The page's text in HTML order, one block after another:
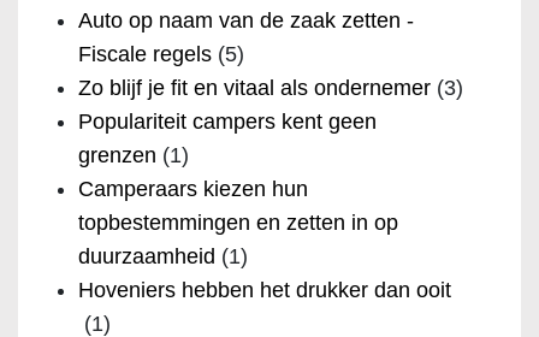
Auto op naam van de zaak zetten -
Fiscale regels (5)
Zo blijf je fit en vitaal als ondernemer (3)
Populariteit campers kent geen
grenzen (1)
Camperaars kiezen hun
topbestemmingen en zetten in op
duurzaamheid (1)
Hoveniers hebben het drukker dan ooit
(1)